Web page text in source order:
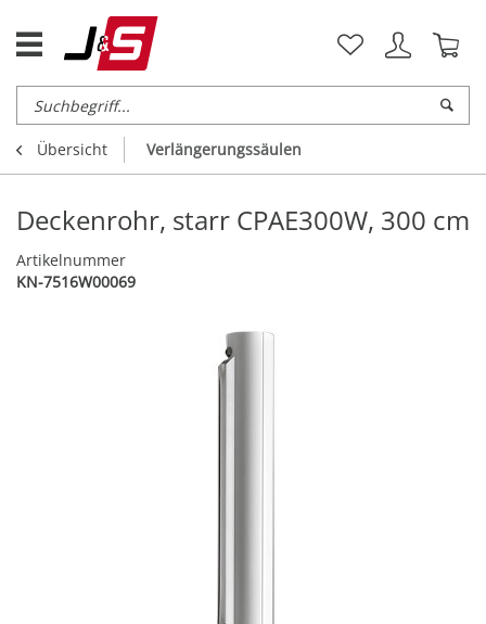
Übersicht Verlängerungssäulen
Deckenrohr, starr CPAE300W, 300 cm
Artikelnummer
KN-7516W00069